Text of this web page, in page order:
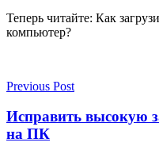
Теперь читайте: Как
компьютер?
Previous Post
Исправить высокую
на ПК